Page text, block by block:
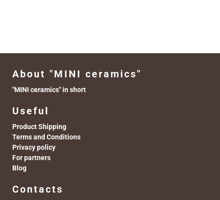
About "MINI ceramics"
"MINI ceramics" in short
Useful
Product Shipping
Terms and Conditions
Privacy policy
For partners
Blog
Contacts